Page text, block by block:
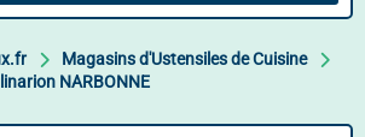
Magasins d'Ustensiles de Cuisine
NARBONNE